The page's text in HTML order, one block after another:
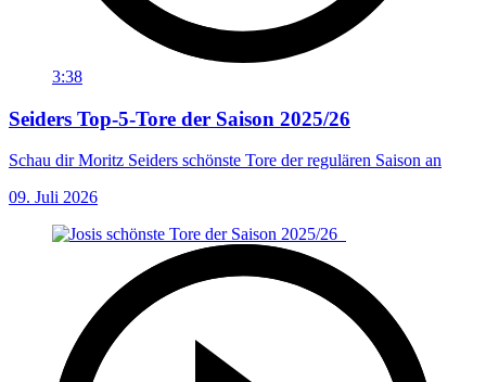
3:38
Seiders Top-5-Tore der Saison 2025/26
Schau dir Moritz Seiders schönste Tore der regulären Saison an
09. Juli 2026